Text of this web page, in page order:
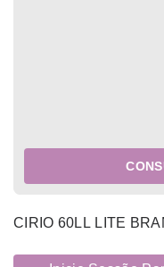
CIRIO 60LL LITE